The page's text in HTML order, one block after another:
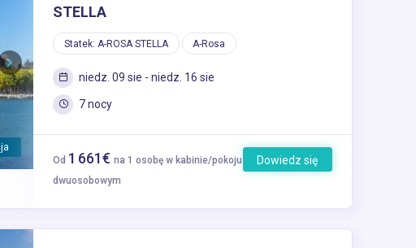
Next
STELLA
Statek: A-ROSA STELLA A-Rosa
niedz. 09 sie - niedz. 16 sie
7 nocy
Od 1 661€ na 1 osobę w kabinie/pokoju
dwuosobowym
Dowiedz się
więcej